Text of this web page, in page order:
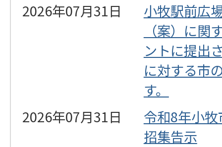
2026年07月31日
小牧駅前広
（案）に関
ントに提出
に対する市
す。
2026年07月31日
令和8年小
招集告示